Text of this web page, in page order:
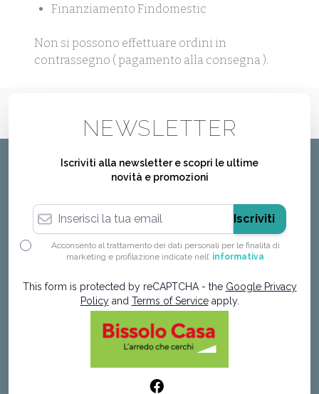
Finanziamento Findomestic
Non si possono effettuare ordini in
contrassegno ( pagamento alla consegna ).
NEWSLETTER
Iscriviti alla newsletter e scopri le ultime
novità e promozioni
Indirizzo email
Iscriviti
Acconsento al trattamento dei dati personali per le finalità di
marketing e profilazione indicate nell’ informativa
This form is protected by reCAPTCHA - the Google Privacy
Policyand Terms of Serviceapply.